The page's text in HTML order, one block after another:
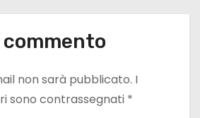
non sarà pubblicato. I
sono contrassegnati *